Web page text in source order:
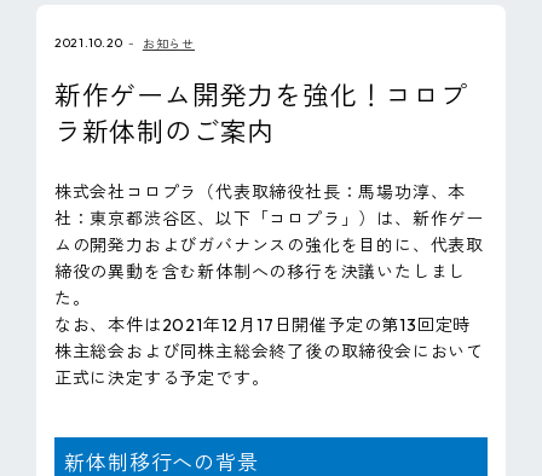
IR情報
採用情報
サステナビリティ
ピンマーク
EN
2021.10.20 お知らせ
新作ゲーム開発力を強化！コロプ
ラ新体制のご案内
株式会社コロプラ（代表取締役社長：馬場功淳、本
社：東京都渋谷区、以下「コロプラ」）は、新作ゲー
ムの開発力およびガバナンスの強化を目的に、代表取
締役の異動を含む新体制への移行を決議いたしまし
た。
なお、本件は2021年12月17日開催予定の第13回定時
株主総会および同株主総会終了後の取締役会において
正式に決定する予定です。
新体制移行への背景